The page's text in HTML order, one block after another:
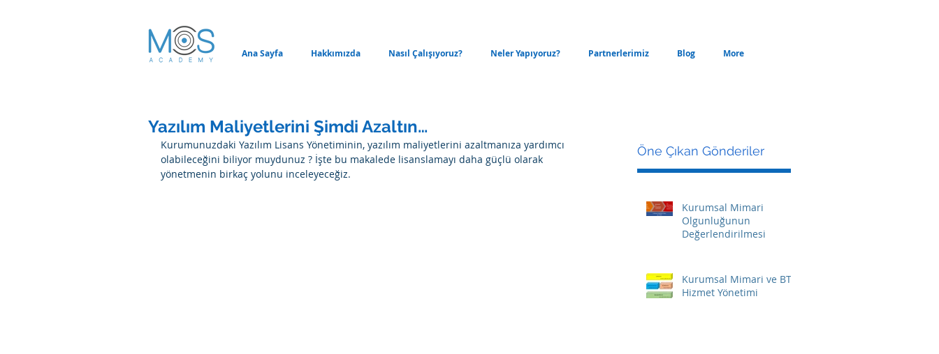
Ana Sayfa Hakkımızda Nasıl Çalışıyoruz? Neler Yapıyoruz? Partnerlerimiz Blog More
Yazılım Maliyetlerini Şimdi Azaltın…
Kurumunuzdaki Yazılım Lisans Yönetiminin, yazılım maliyetlerini azaltmanıza yardımcı
olabileceğini biliyor muydunuz ? İşte bu makalede lisanslamayı daha güçlü olarak
yönetmenin birkaç yolunu inceleyeceğiz.
Öne Çıkan Gönderiler
Kurumsal Mimari
Olgunluğunun
Değerlendirilmesi
Kurumsal Mimari ve BT
Hizmet Yönetimi